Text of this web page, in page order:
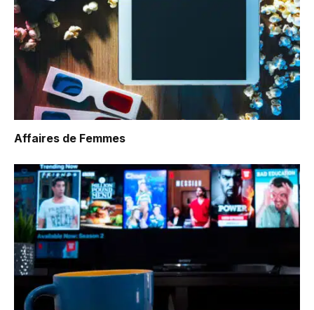
Affaires de Femmes